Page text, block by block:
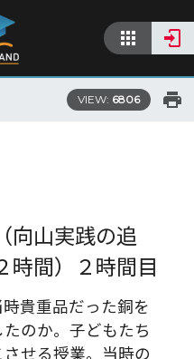
VIEW: 6806
向山実践の追
時間）２時間目
貴重品だった銅を
のか。子どもたち
せる授業。当時の